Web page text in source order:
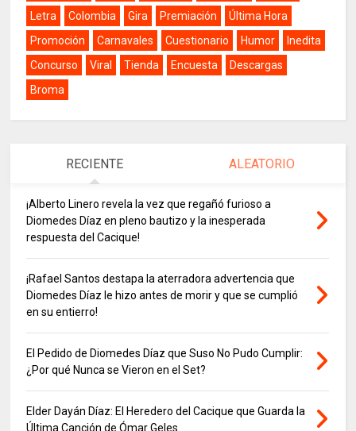
Letra
Colombia Gira Premiación
Última Hora
Promoción
Carnavales Cuestionario Humor
Inedita
Concurso
Viral Tienda Encuesta
Descargas
Broma
RECIENTE ALEATORIO
¡Alberto Linero revela la vez que regañó furioso a
Diomedes Díaz en pleno bautizo y la inesperada
respuesta del Cacique!
¡Rafael Santos destapa la aterradora advertencia que
Diomedes Díaz le hizo antes de morir y que se cumplió
en su entierro!
El Pedido de Diomedes Díaz que Suso No Pudo Cumplir:
¿Por qué Nunca se Vieron en el Set?
Elder Dayán Díaz: El Heredero del Cacique que Guarda la
Última Canción de Ómar Geles